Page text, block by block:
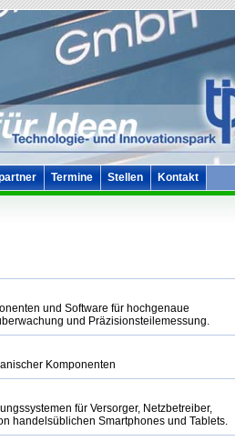
Termine Stellen Kontakt
und Software für hochgenaue
und Präzisionsteilemessung.
Komponenten
für Versorger, Netzbetreiber,
handelsüblichen Smartphones und Tablets.